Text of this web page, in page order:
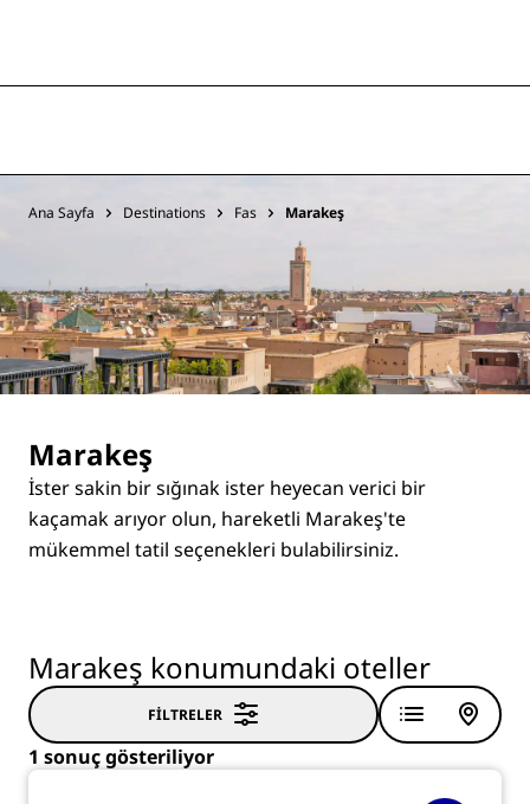
Ana Sayfa Destinations Fas Marakeş
Marakeş
İster sakin bir sığınak ister heyecan verici bir
kaçamak arıyor olun, hareketli Marakeş'te
mükemmel tatil seçenekleri bulabilirsiniz.
Marakeş konumundaki oteller
FILTRELER
1 sonuç gösteriliyor